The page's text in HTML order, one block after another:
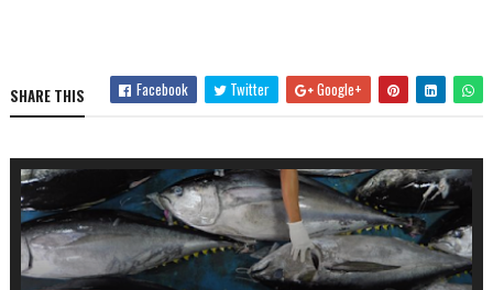
SHARE THIS Facebook Twitter Google+